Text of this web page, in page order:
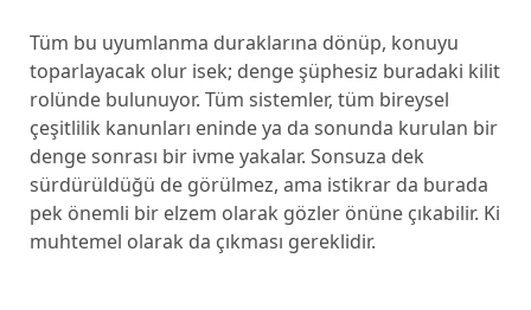
Tüm bu uyumlanma duraklarına dönüp, konuyu
toparlayacak olur isek; denge şüphesiz buradaki kilit
rolünde bulunuyor. Tüm sistemler, tüm bireysel
çeşitlilik kanunları eninde ya da sonunda kurulan bir
denge sonrası bir ivme yakalar. Sonsuza dek
sürdürüldüğü de görülmez, ama istikrar da burada
pek önemli bir elzem olarak gözler önüne çıkabilir. Ki
muhtemel olarak da çıkması gereklidir.